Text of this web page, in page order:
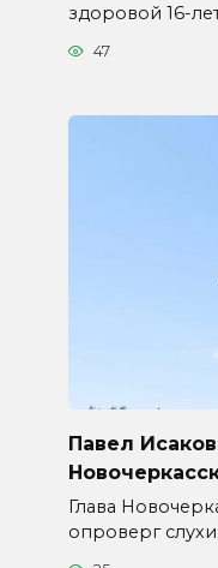
здоровой 16-
47
Павел
Глава
опроверг